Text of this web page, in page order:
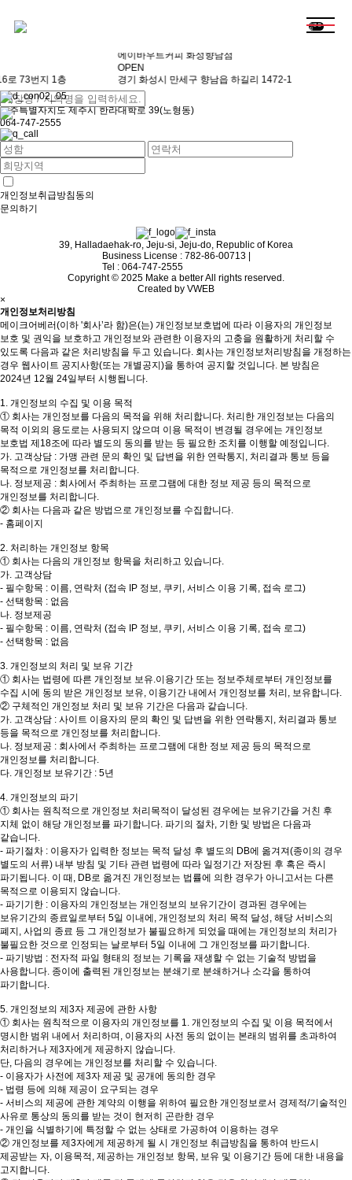
가맹 문
의
로 73번지 1층
에이바우트커피 화성향남점
OPEN
경기 화성시 만세구 향남읍 하길리 1472-1
128km
에이바우트커피 한라대점
제주특별자치도 제주시 한라대학로 39(노형동)
064-747-2555
에이바우트커피 베라체점
제주특별자치도 제주시 승천로 76(아라이동)
070-7799-2444
에이바우트커피 시청점
제주특별자치도제주시광양13길 1,지하1-3층(이도이동)
064-702-2555
에이바우트커피 칠성점
에이바우트커피 서귀포혁신도시점
제주 서귀포시 서호남로32번길 37 1층 에이바우트커피서귀포혁신도시점
에이바우트커피 삼화점
제주특별자치도 제주시 동화로 56,1층(화북일동)
064-722-255
에이바우트커피 올레시장점
제주특별자치도 서귀포시 중정로62번길 4, 1층
064-739-2666
에이바우트커피 정부종합청사점
제주특별자치도 제주시 청사로 79, 1층 101호
에이바우트커피 첨단점
제주특별자치도 제주시 첨단로 227, 1층
064-759-2666
에이바우트커피 신라신성점
제주특별자치도 제주시 노연로 62, 1층
064-772-3800
에이바우트커피 광명점
경기도 광명시 오리로 500. 1층 106,107,108,109호
02-6956-6662
에이바우트커피 인제점
제주특별자치도 제주시 고마로 107, 101호
에이바우트커피 종합경기장점
제주특별자치도 제주시 서사로 184, 1층
064-901-8881
에이바우트커피 외도점
제주특별자치도 제주시 우정로 24, 1층(외도일동)
064-744-8550
에이바우트커피 강남대점
경기도 용인시 기흥구 강남로 3, 1층 107~110호
에이바우트커피 법원점
제주특별자치도 제주시 연삼로 402. 1층
0507-1373-2779
에이바우트커피 아라스위첸점
제주시 중앙로 566. 1층,2층
0507-1394-8557
에이바우트커피 신제주점
제주특별자치도 제주시 연북로 12 (노형동, 이레하이텔)
064-742-5999
에이바우트커피 용인죽전점
031-898-4777
에이바우트커피 노형점
제주특별자치도 제주시 월랑로10길 1(노형동), 1층(노형동)
064-744-1555
에이바우트커피 구남점
제주특별자치도 제주시 도남로 199(아라일동), 1층(아라일동)
064-726-2888
에이바우트커피 부천미림프라자점
경기 부천시 원미구 중동 1131-2
032-324-3111
에이바우트커피 용인터미널점
경기도 용인시 처인구 금령로 116(김량장동, 용인타워), 1층 101호(김량장동,
용인타워)
031-336-2666
에이바우트커피 중앙여고점
제주특별자치도 제주시 중앙로 371. 1층(이도이동)
064-722-7800
에이바우트커피 망포점
경기도 수원시 영통구 영통로 103, 1층 110호(망포동, 뉴LG프라자)
031-203-2666
에이바우트커피 이편한세상시티점
제주특별자치도 제주시 원노형남1길 24, 1층(노형동)
064-747-7666
에이바우트커피 화북남문점
제주특별자치도 제주시 진서로 1, 101호(화북일동)
064-702-8666
에이바우트커피 연북로점
제주특별자치도 제주시 연북로 161, 1층 에이바우트커피 연북로점(연동)
064-744-7666
에이바우트커피 봉개점
전화번호 :
.
개인정보취급방침동의
문의하기
39, Halladaehak-ro, Jeju-si, Jeju-do, Republic of Korea
Business License : 782-86-00713
Tel : 064-747-2555
Copyright © 2025 Make a better All rights reserved.
Created by VWEB
×
개인정보처리방침
메이크어베러(이하 '회사’라 함)은(는) 개인정보보호법에 따라 이용자의 개인정보
보호 및 권익을 보호하고 개인정보와 관련한 이용자의 고충을 원활하게 처리할 수
있도록 다음과 같은 처리방침을 두고 있습니다. 회사는 개인정보처리방침을 개정하는
경우 웹사이트 공지사항(또는 개별공지)을 통하여 공지할 것입니다. 본 방침은
2024년 12월 24일부터 시행됩니다.
1. 개인정보의 수집 및 이용 목적
① 회사는 개인정보를 다음의 목적을 위해 처리합니다. 처리한 개인정보는 다음의
목적 이외의 용도로는 사용되지 않으며 이용 목적이 변경될 경우에는 개인정보
보호법 제18조에 따라 별도의 동의를 받는 등 필요한 조치를 이행할 예정입니다.
가. 고객상담 : 가맹 관련 문의 확인 및 답변을 위한 연락통지, 처리결과 통보 등을
목적으로 개인정보를 처리합니다.
나. 정보제공 : 회사에서 주최하는 프로그램에 대한 정보 제공 등의 목적으로
개인정보를 처리합니다.
② 회사는 다음과 같은 방법으로 개인정보를 수집합니다.
- 홈페이지
2. 처리하는 개인정보 항목
① 회사는 다음의 개인정보 항목을 처리하고 있습니다.
가. 고객상담
- 필수항목 : 이름, 연락처 (접속 IP 정보, 쿠키, 서비스 이용 기록, 접속 로그)
- 선택항목 : 없음
나. 정보제공
- 필수항목 : 이름, 연락처 (접속 IP 정보, 쿠키, 서비스 이용 기록, 접속 로그)
- 선택항목 : 없음
3. 개인정보의 처리 및 보유 기간
① 회사는 법령에 따른 개인정보 보유.이용기간 또는 정보주체로부터 개인정보를
수집 시에 동의 받은 개인정보 보유, 이용기간 내에서 개인정보를 처리, 보유합니다.
② 구체적인 개인정보 처리 및 보유 기간은 다음과 같습니다.
가. 고객상담 : 사이트 이용자의 문의 확인 및 답변을 위한 연락통지, 처리결과 통보
등을 목적으로 개인정보를 처리합니다.
나. 정보제공 : 회사에서 주최하는 프로그램에 대한 정보 제공 등의 목적으로
개인정보를 처리합니다.
다. 개인정보 보유기간 : 5년
4. 개인정보의 파기
① 회사는 원칙적으로 개인정보 처리목적이 달성된 경우에는 보유기간을 거친 후
지체 없이 해당 개인정보를 파기합니다. 파기의 절차, 기한 및 방법은 다음과
같습니다.
- 파기절차 : 이용자가 입력한 정보는 목적 달성 후 별도의 DB에 옮겨져(종이의 경우
별도의 서류) 내부 방침 및 기타 관련 법령에 따라 일정기간 저장된 후 혹은 즉시
파기됩니다. 이 때, DB로 옮겨진 개인정보는 법률에 의한 경우가 아니고서는 다른
목적으로 이용되지 않습니다.
- 파기기한 : 이용자의 개인정보는 개인정보의 보유기간이 경과된 경우에는
보유기간의 종료일로부터 5일 이내에, 개인정보의 처리 목적 달성, 해당 서비스의
폐지, 사업의 종료 등 그 개인정보가 불필요하게 되었을 때에는 개인정보의 처리가
불필요한 것으로 인정되는 날로부터 5일 이내에 그 개인정보를 파기합니다.
- 파기방법 : 전자적 파일 형태의 정보는 기록을 재생할 수 없는 기술적 방법을
사용합니다. 종이에 출력된 개인정보는 분쇄기로 분쇄하거나 소각을 통하여
파기합니다.
5. 개인정보의 제3자 제공에 관한 사항
① 회사는 원칙적으로 이용자의 개인정보를 1. 개인정보의 수집 및 이용 목적에서
명시한 범위 내에서 처리하며, 이용자의 사전 동의 없이는 본래의 범위를 초과하여
처리하거나 제3자에게 제공하지 않습니다.
단, 다음의 경우에는 개인정보를 처리할 수 있습니다.
- 이용자가 사전에 제3자 제공 및 공개에 동의한 경우
- 법령 등에 의해 제공이 요구되는 경우
- 서비스의 제공에 관한 계약의 이행을 위하여 필요한 개인정보로서 경제적/기술적인
사유로 통상의 동의를 받는 것이 현저히 곤란한 경우
- 개인을 식별하기에 특정할 수 없는 상태로 가공하여 이용하는 경우
② 개인정보를 제3자에게 제공하게 될 시 개인정보 취급방침을 통하여 반드시
제공받는 자, 이용목적, 제공하는 개인정보 항목, 보유 및 이용기간 등에 대한 내용을
고지합니다.